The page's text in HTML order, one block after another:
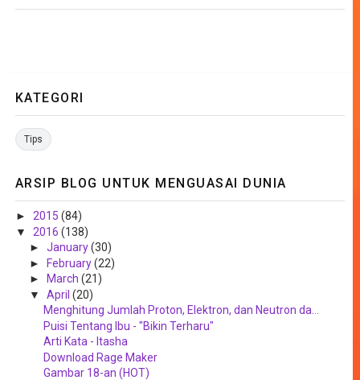
KATEGORI
Tips
ARSIP BLOG UNTUK MENGUASAI DUNIA
► 2015 (84)
▼ 2016 (138)
► January(30)
► February(22)
►
March (21)
▼ April (20)
Menghitung Jumlah Proton, Elektron, dan Neutron da...
Puisi Tentang Ibu - "Bikin Terharu"
Arti Kata - Itasha
Download Rage Maker
Gambar 18-an (HOT)